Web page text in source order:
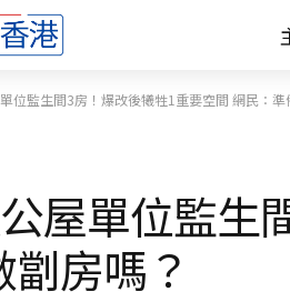
位監生間3房！爆改後犧牲1重要空間 網民：準
屋單位監生
房嗎？